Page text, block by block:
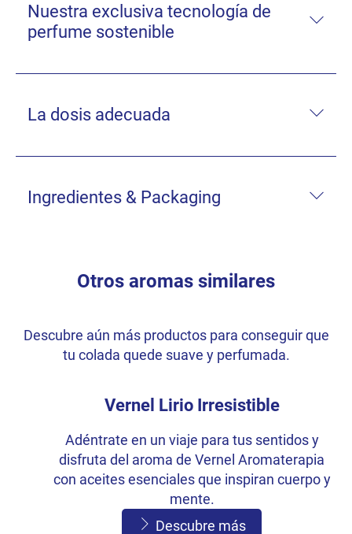
Nuestra exclusiva tecnología de
perfume sostenible
La dosis adecuada
Ingredientes & Packaging
Otros aromas similares
Descubre aún más productos para conseguir que
tu colada quede suave y perfumada.
Vernel Lirio Irresistible
Adéntrate en un viaje para tus sentidos y
disfruta del aroma de Vernel Aromaterapia
con aceites esenciales que inspiran cuerpo y
mente.
Descubre más